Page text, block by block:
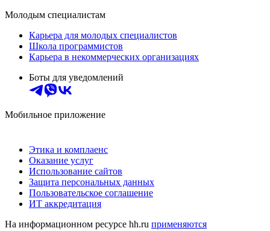
Молодым специалистам
Карьера для молодых специалистов
Школа программистов
Карьера в некоммерческих организациях
Боты для уведомлений
Мобильное приложение
Этика и комплаенс
Оказание услуг
Использование сайтов
Защита персональных данных
Пользовательское соглашение
ИТ аккредитация
На информационном ресурсе hh.ru применяются